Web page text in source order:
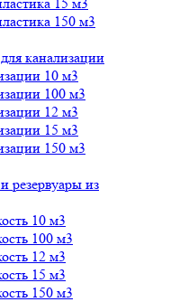
150 м3
канализации
10 м3
100 м3
12 м3
15 м3
150 м3
резервуары из
10 м3
100 м3
12 м3
15 м3
150 м3